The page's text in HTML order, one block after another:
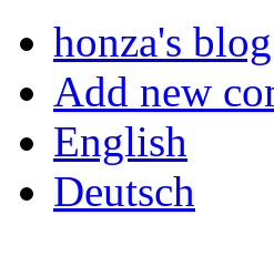
honza's blog
Add new
English
Deutsch